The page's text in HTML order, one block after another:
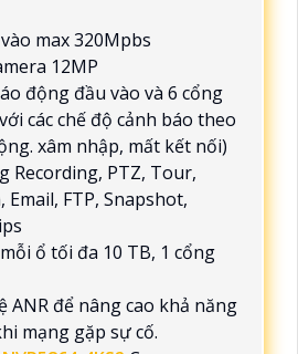
max 320Mpbs
12MP
động đầu vào và 6 cổng
các chế độ cảnh báo theo
xâm nhập, mất kết nối)
Recording, PTZ, Tour,
Email, FTP, Snapshot,
ổ tối đa 10 TB, 1 cổng
ANR để nâng cao khả năng
mạng gặp sự cố.